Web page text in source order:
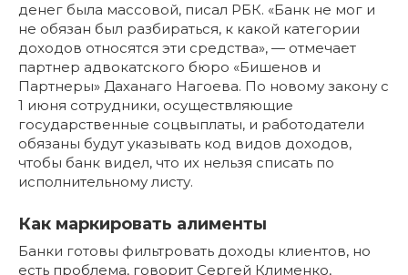
денег была массовой, писал РБК. «Банк не мог и
не обязан был разбираться, к какой категории
доходов относятся эти средства», — отмечает
партнер адвокатского бюро «Бишенов и
Партнеры» Даханаго Нагоева. По новому закону с
1 июня сотрудники, осуществляющие
государственные соцвыплаты, и работодатели
обязаны будут указывать код видов доходов,
чтобы банк видел, что их нельзя списать по
исполнительному листу.
Как маркировать алименты
Банки готовы фильтровать доходы клиентов, но
есть проблема, говорит Сергей Клименко,